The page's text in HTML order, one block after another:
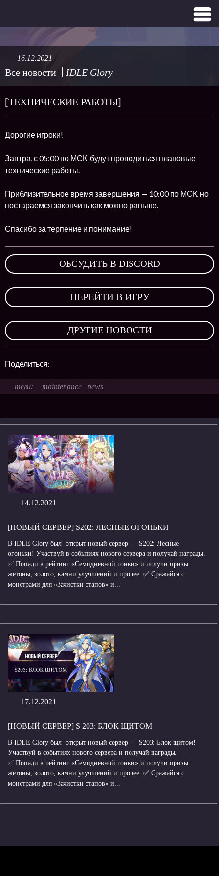
Все новости IDLE Glory
16.12.2021
[ТЕХНИЧЕСКИЕ РАБОТЫ]
Дорогие игроки!
Завтра, с 05:00 по МСК, будут проводиться плановые
технические работы.
Приблизительное время завершения — 10:00 по МСК, но
постараемся закончить как можно раньше.
Спасибо за терпение и понимание!
ОБСУДИТЬ В DISCORD
ПЕРЕЙТИ В ИГРУ
ДРУГИЕ НОВОСТИ
Поделиться:
maintenance , news
14.12.2021
[НОВЫЙ СЕРВЕР] S202: ЛЕСНЫЕ ОГОНЬКИ
В IDLE Glory был открыт новый сервер — S202: Лесные
огоньки! Участвуй в событиях нового сервера и получай награды.
✅ Попади в рейтинг «Семидневной гонки» и получи призы:
жетоны, золото, камни улучшений и прочее. ✅ Сражайся с
монстрами для «Зачистки этапов» и...
17.12.2021
[НОВЫЙ СЕРВЕР] S 203: БЛОК ЩИТОМ
В IDLE Glory был открыт новый сервер — S203: Блок щитом!
Участвуй в событиях нового сервера и получай награды.
✅ Попади в рейтинг «Семидневной гонки» и получи призы:
жетоны, золото, камни улучшений и прочее. ✅ Сражайся с
монстрами для «Зачистки этапов» и...